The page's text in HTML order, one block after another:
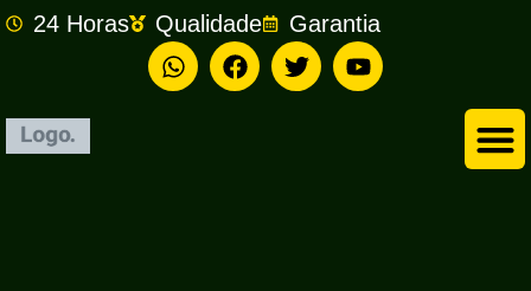
24 Horas Qualidade Garantia